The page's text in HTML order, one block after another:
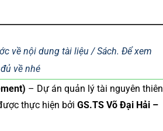
về nội dung tài liệu / Sách. Để xem
về nhé
– Dự án quản lý tài nguyên thiên
thực hiện bởi GS.TS Võ Đại Hải –